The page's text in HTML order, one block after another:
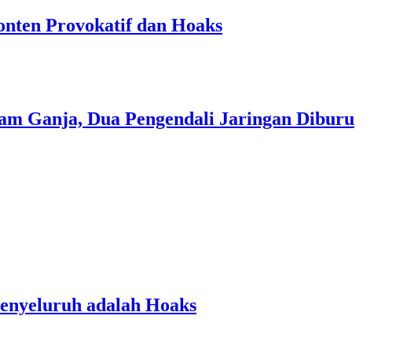
Provokatif dan Hoaks
Ganja, Dua Pengendali Jaringan Diburu
adalah Hoaks